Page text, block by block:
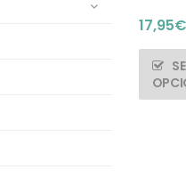
17,95€